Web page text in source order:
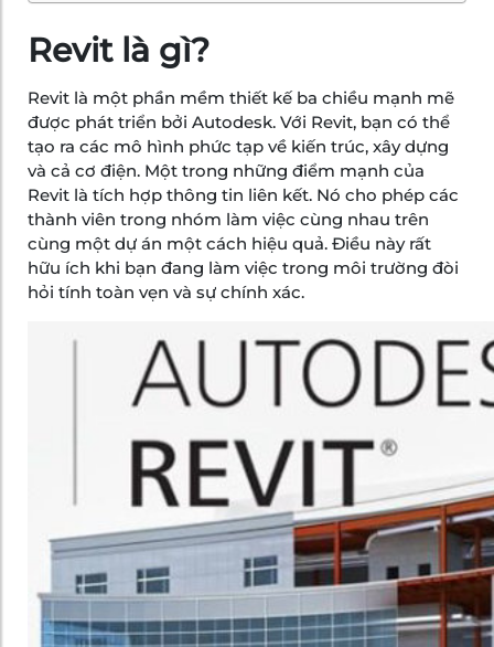
Revit là gì?
Revit là một phần mềm thiết kế ba chiều mạnh mẽ
được phát triển bởi Autodesk. Với Revit, bạn có thể
tạo ra các mô hình phức tạp về kiến trúc, xây dựng
và cả cơ điện. Một trong những điểm mạnh của
Revit là tích hợp thông tin liên kết. Nó cho phép các
thành viên trong nhóm làm việc cùng nhau trên
cùng một dự án một cách hiệu quả. Điều này rất
hữu ích khi bạn đang làm việc trong môi trường đòi
hỏi tính toàn vẹn và sự chính xác.